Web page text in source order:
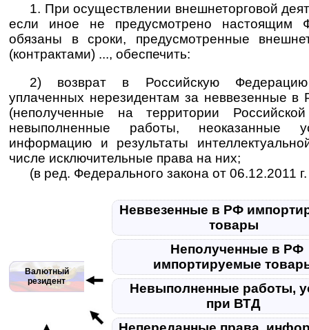
1. При осуществлении внешнеторговой
если иное не предусмотрено настоящим
обязаны в сроки, предусмотренные
(контрактами) ..., обеспечить:
2) возврат в Российскую
уплаченных нерезидентам за неввезенные в
(неполученные на территории
невыполненные работы, неоказанные
информацию и результаты
числе исключительные права на них;
(в ред. Федерального закона от 06.12.2011
Валютный
резидент
Неввезенные в РФ
товары
Неполученные в РФ
импортируемые
Невыполненные работы,
при ВТД